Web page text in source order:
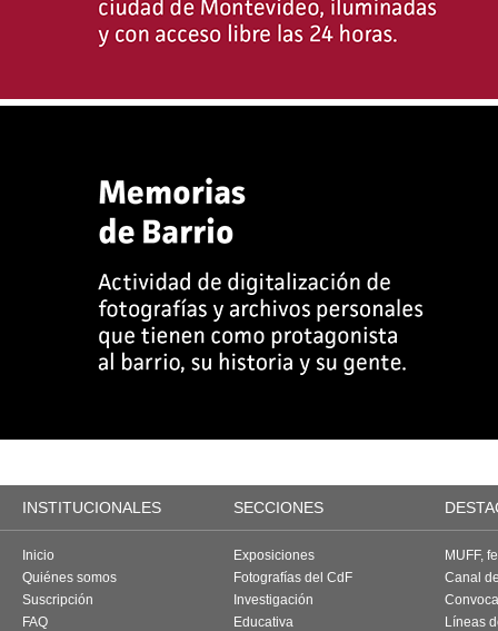
INSTITUCIONALES SECCIONES
Inicio
Quiénes somos
Suscripción
FAQ
Exposiciones
Fotografías del CdF
Investigación
Educativa
MUFF,
Canal
Líneas